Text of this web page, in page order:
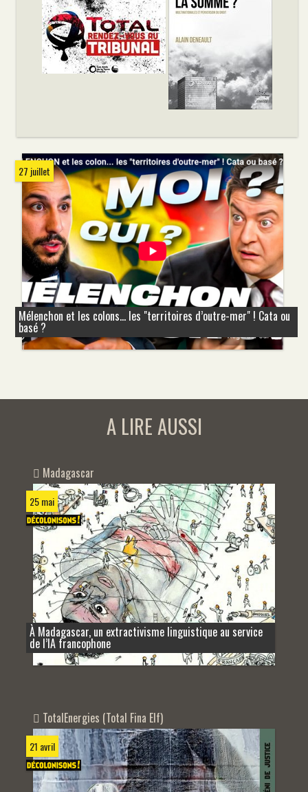
27 juillet
Mélenchon et les colons... les "territoires d’outre-mer" ! Cata ou
basé ?
A LIRE AUSSI
Madagascar
25 mai
À Madagascar, un extractivisme linguistique au service
de l’IA francophone
TotalEnergies (Total Fina Elf)
21 avril